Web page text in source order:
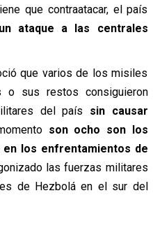
que contraatacar, el país
ataque a las centrales
que varios de los misiles
o sus restos consiguieron
del país sin causar
son ocho son los
los enfrentamientos de
las fuerzas militares
de Hezbolá en el sur del